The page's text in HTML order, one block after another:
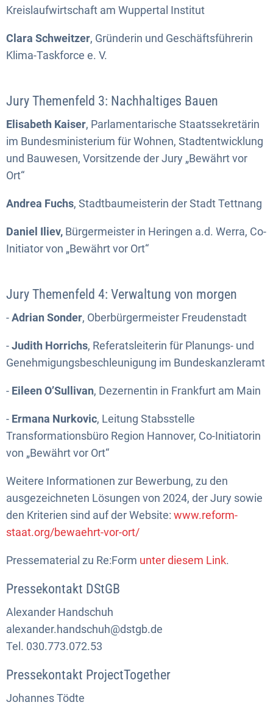
Kreislaufwirtschaft am Wuppertal Institut
Clara Schweitzer, Gründerin und Geschäftsführerin
Klima-Taskforce e. V.
Jury Themenfeld 3: Nachhaltiges Bauen
Elisabeth Kaiser, Parlamentarische Staatssekretärin
im Bundesministerium für Wohnen, Stadtentwicklung
und Bauwesen, Vorsitzende der Jury „Bewährt vor
Ort“
Andrea Fuchs, Stadtbaumeisterin der Stadt Tettnang
Daniel Iliev, Bürgermeister in Heringen a.d. Werra, Co-
Initiator von „Bewährt vor Ort“
Jury Themenfeld 4: Verwaltung von morgen
-Adrian Sonder, Oberbürgermeister Freudenstadt
-Judith Horrichs, Referatsleiterin für Planungs- und
Genehmigungsbeschleunigung im Bundeskanzleramt
- Eileen O’Sullivan, Dezernentin in Frankfurt am Main
- Ermana Nurkovic, Leitung Stabsstelle
Transformationsbüro Region Hannover, Co-Initiatorin
von „Bewährt vor Ort“
Weitere Informationen zur Bewerbung, zu den
ausgezeichneten Lösungen von 2024, der Jury sowie
den Kriterien sind auf der Website: www.reform-
staat.org/bewaehrt-vor-ort/
Pressematerial zu Re:Form unter diesem Link.
Pressekontakt DStGB
Alexander Handschuh
alexander.handschuh@dstgb.de
Tel. 030.773.072.53
Pressekontakt ProjectTogether
Johannes Tödte